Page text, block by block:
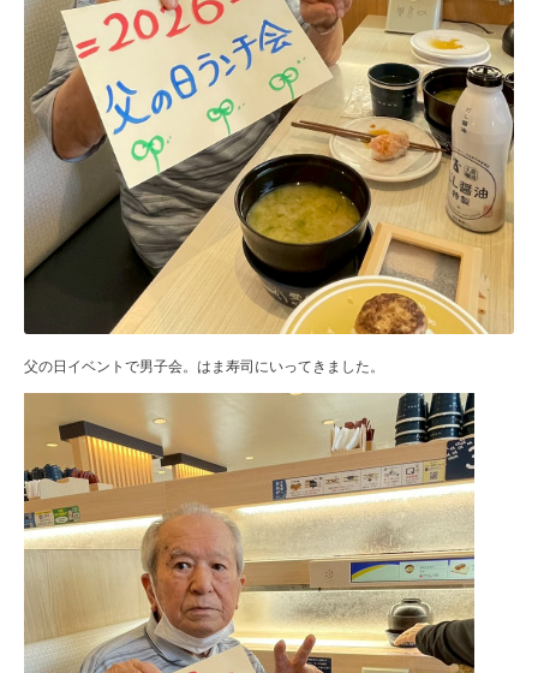
父の日イベントで男子会。はま寿司にいってきました。